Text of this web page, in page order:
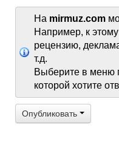
На mirmuz.com
Например, к
рецензию,
т.д.
Выберите в меню
которой хотите
Опубликовать